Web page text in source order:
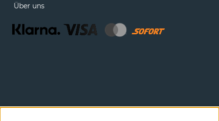
Über uns